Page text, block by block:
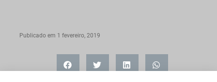
Publicado em 1 fevereiro, 2019